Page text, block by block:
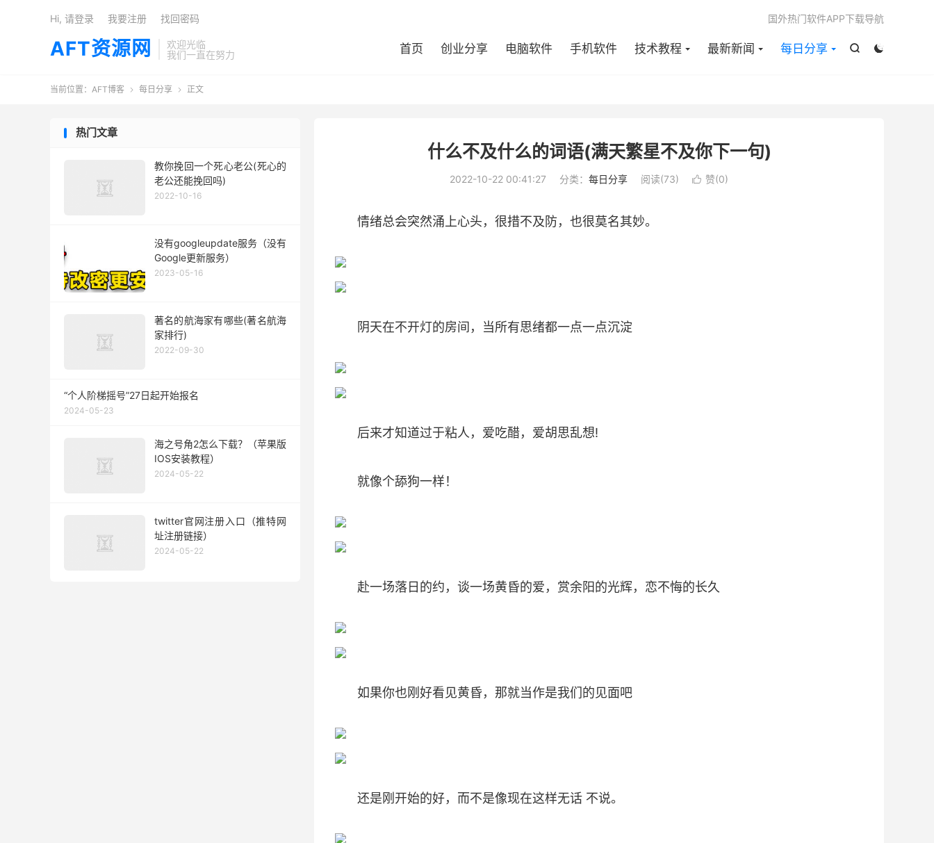
AFT资源网
欢迎光临
我们一直在努力


首页 创业分享 电脑软件 手机软件 技术教程 最新新闻 每日分享
国外热门软件APP下载导航
Hi, 请登录 我要注册 找回密码
当前位置： AFT博客  每日分享  正文
什么不及什么的词语(满天繁星不及你下一句)
2022-10-22 00:41:27 分类： 每日分享 阅读(73)  赞(0)
情绪总会突然涌上心头，很措不及防，也很莫名其妙。
阴天在不开灯的房间，当所有思绪都一点一点沉淀
后来才知道过于粘人，爱吃醋，爱胡思乱想!
就像个舔狗一样！
赴一场落日的约，谈一场黄昏的爱，赏余阳的光辉，恋不悔的长久
如果你也刚好看见黄昏，那就当作是我们的见面吧
还是刚开始的好，而不是像现在这样无话 不说。
热门文章
教你挽回一个死心老公(死心的
老公还能挽回吗)
2022-10-16
没有googleupdate服务（没有
Google更新服务）
2023-05-16
著名的航海家有哪些(著名航海
家排行)
2022-09-30
“个人阶梯摇号”27日起开始报名
2024-05-23
海之号角2怎么下载？（苹果版
IOS安装教程）
2024-05-22
twitter官网注册入口（推特网
址注册链接）
2024-05-22